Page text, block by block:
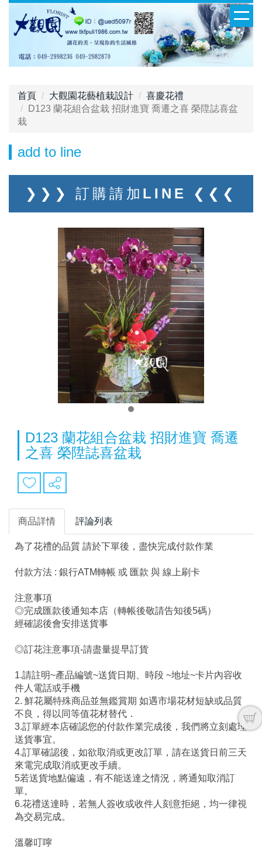
首頁 大觀園花藝植栽設計
喜慶花禮
D123 蘭花組合盆栽 招財進寶 喬遷之喜 榮陞誌喜盆
栽
add to line
❯❯❯ 訂購請加LINE ❮❮❮
D123 蘭花組合盆栽 招財進寶 喬遷
之喜 榮陞誌喜盆栽
商品詳情 評論列表
為了花禮的品質 請於下單後，盡快完成付款作業
付款方法 : 銀行ATM轉帳 或 匯款 與 線上刷卡
注意事項
◎完成匯款後通知本店（轉帳後敬請告知後5碼）
經確認後會安排送貨事
◎訂花注意事項-請盡量提早訂貨
1.請註明~產品編號~送貨日期、時段 ~地址~卡片內容收
件人電話或手機
2. 鮮花屬特殊商品並無鑑賞期 如遇市場花材短缺或品質
不良，得以同等值花材替代．
3.訂單經本店確認您的付款作業完成後，我們將立刻處理
送貨事宜。
4.訂單確認後，如欲取消或更改訂單，請在送貨日前三天
來電完成取消或更改手續。
5若送貨地點偏遠，有不能送達之情況，將通知取消訂
單。
6.花禮送達時，若無人簽收或收件人刻意拒絕，均一律視
為交易完成。
溫馨叮嚀